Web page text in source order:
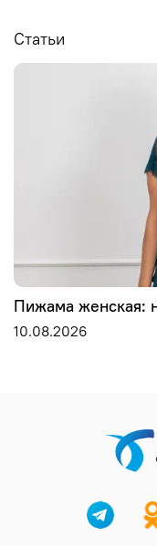
Статьи
Пижама женская:
10.08.2026